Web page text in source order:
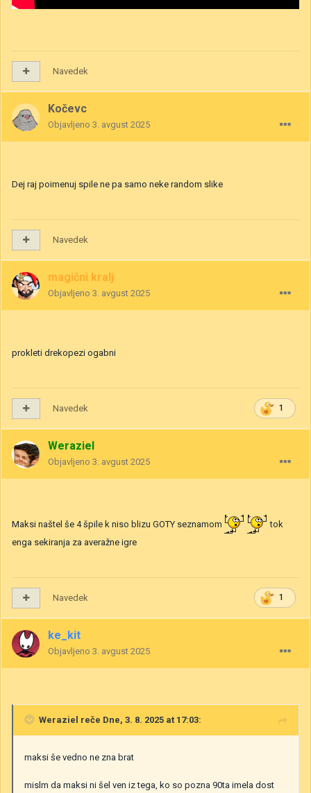
Navedek
Kočevc
Objavljeno 3. avgust 2025
Dej raj poimenuj spile ne pa samo neke random slike
Navedek
magični kralj
Objavljeno 3. avgust 2025
prokleti drekopezi ogabni
1
Navedek
Weraziel
Objavljeno 3. avgust 2025
Maksi naštel še 4 špile k niso blizu GOTY seznamom
tok
enga sekiranja za averažne igre
1
Navedek
ke_kit
Objavljeno 3. avgust 2025
Weraziel reče Dne, 3. 8. 2025 at 17:03:
maksi še vedno ne zna brat
mislm da maksi ni šel ven iz tega, ko so pozna 90ta imela dost